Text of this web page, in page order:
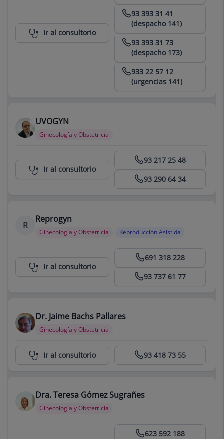
93 393 31 41
(despacho 141)
93 393 31 73
(despacho 173)
933 22 57 12
(urgencias 141)
Ir al consultorio
UVOGYN
Ginecología y Obstetricia
93 217 25 48
93 290 64 34
Ir al consultorio
R
Reprogyn
Ginecología y Obstetricia Reproducción Asistida
691 318 228
93 737 61 77
Ir al consultorio
Dr. Jaime Bachs Pallares
Ginecología y Obstetricia
Consultorio Jaime Bachs Pallares 93 418 73 55
Ir al consultorio
Dra. Teresa Gómez Sugrañes
Ginecología y Obstetricia
623 592 188